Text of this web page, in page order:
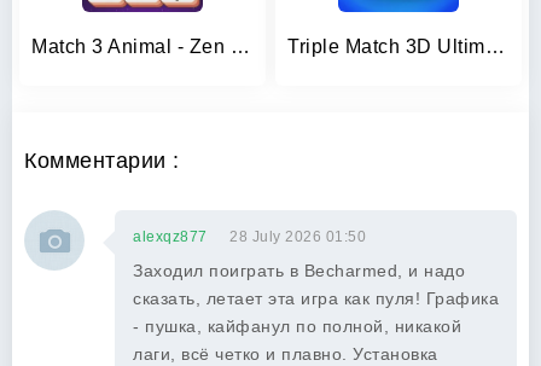
Match 3 Animal - Zen Puzzle Triple Match 3D Ultimate Match
Комментарии :
alexqz877 28 July 2026 01:50
Заходил поиграть в Becharmed, и надо
сказать, летает эта игра как пуля! Графика
- пушка, кайфанул по полной, никакой
лаги, всё четко и плавно. Установка